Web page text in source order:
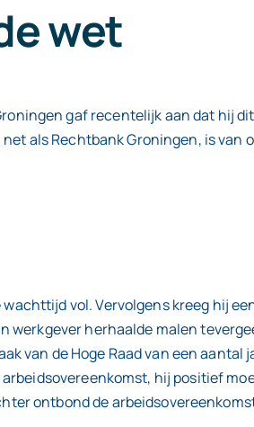
wet
gaf recentelijk aan dat hij
als Rechtbank Groningen, is
vol. Vervolgens kreeg hij
werkgever herhaalde malen
van de Hoge Raad van een
hij positief
ontbond de